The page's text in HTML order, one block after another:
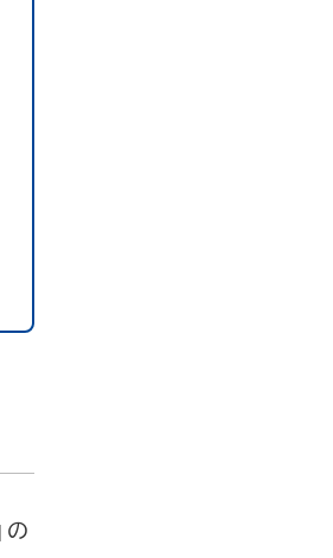
の